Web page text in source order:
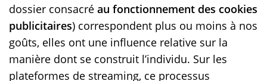
dossier consacré au fonctionnement des cookies
publicitaires) correspondent plus ou moins à nos
goûts, elles ont une influence relative sur la
manière dont se construit l’individu. Sur les
plateformes de streaming, ce processus